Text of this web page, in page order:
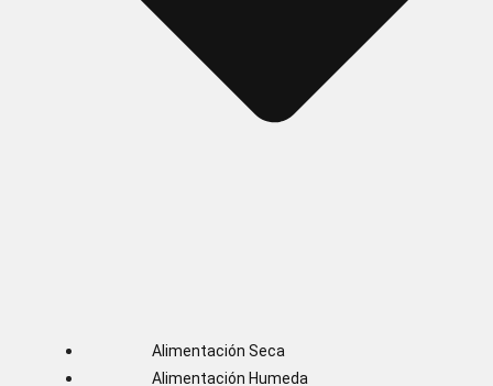
Alimentación Seca
Alimentación Humeda